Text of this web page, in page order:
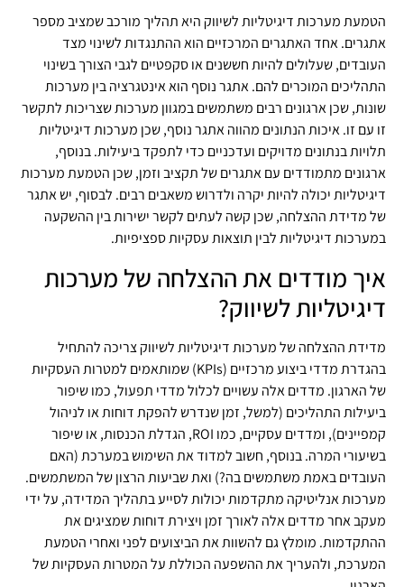
הטמעת מערכות דיגיטליות לשיווק היא תהליך מורכב שמציב מספר
אתגרים. אחד האתגרים המרכזיים הוא ההתנגדות לשינוי מצד
העובדים, שעלולים להיות חששנים או סקפטיים לגבי הצורך בשינוי
התהליכים המוכרים להם. אתגר נוסף הוא אינטגרציה בין מערכות
שונות, שכן ארגונים רבים משתמשים במגוון מערכות שצריכות לתקשר
זו עם זו. איכות הנתונים מהווה אתגר נוסף, שכן מערכות דיגיטליות
תלויות בנתונים מדויקים ועדכניים כדי לתפקד ביעילות. בנוסף,
ארגונים מתמודדים עם אתגרים של תקציב וזמן, שכן הטמעת מערכות
דיגיטליות יכולה להיות יקרה ולדרוש משאבים רבים. לבסוף, יש אתגר
של מדידת ההצלחה, שכן קשה לעתים לקשר ישירות בין ההשקעה
במערכות דיגיטליות לבין תוצאות עסקיות ספציפיות.
איך מודדים את ההצלחה של מערכות
דיגיטליות לשיווק?
מדידת ההצלחה של מערכות דיגיטליות לשיווק צריכה להתחיל
בהגדרת מדדי ביצוע מרכזיים (KPIs) שמותאמים למטרות העסקיות
של הארגון. מדדים אלה עשויים לכלול מדדי תפעול, כמו שיפור
ביעילות התהליכים (למשל, זמן שנדרש להפקת דוחות או לניהול
קמפיינים), ומדדים עסקיים, כמו ROI, הגדלת הכנסות, או שיפור
בשיעורי המרה. בנוסף, חשוב למדוד את השימוש במערכת (האם
העובדים באמת משתמשים בה?) ואת שביעות הרצון של המשתמשים.
מערכות אנליטיקה מתקדמות יכולות לסייע בתהליך המדידה, על ידי
מעקב אחר מדדים אלה לאורך זמן ויצירת דוחות שמציגים את
ההתקדמות. מומלץ גם להשוות את הביצועים לפני ואחרי הטמעת
המערכת, ולהעריך את ההשפעה הכוללת על המטרות העסקיות של